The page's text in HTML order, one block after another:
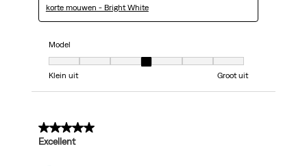
korte mouwen - Bright White
Model
Model, 4 van 7, waarbij 1 gelijk is aan Klein uit en 7 gelijk is aan Groot uit
Klein uit
Groot uit
5 van 5 sterren.
Excellent